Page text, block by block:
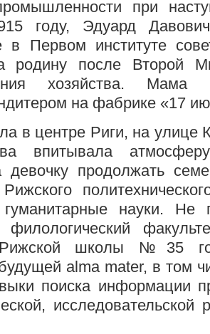
при
году, Эдуард
в Первом институте
родину после Второй
хозяйства. Мама
на фабрике «17
в центре Риги, на улице
впитывала
девочку продолжать
гуманитарные науки. Не
Рижской школы №35
alma mater, в том
поиска информации